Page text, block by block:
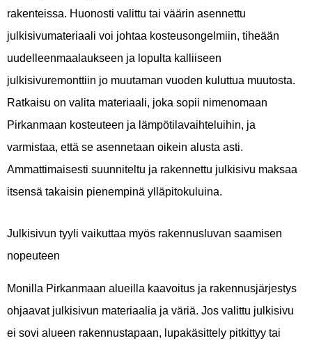
rakenteissa. Huonosti valittu tai väärin asennettu
julkisivumateriaali voi johtaa kosteusongelmiin, tiheään
uudelleenmaalaukseen ja lopulta kalliiseen
julkisivuremonttiin jo muutaman vuoden kuluttua muutosta.
Ratkaisu on valita materiaali, joka sopii nimenomaan
Pirkanmaan kosteuteen ja lämpötilavaihteluihin, ja
varmistaa, että se asennetaan oikein alusta asti.
Ammattimaisesti suunniteltu ja rakennettu julkisivu maksaa
itsensä takaisin pienempinä ylläpitokuluina.
Julkisivun tyyli vaikuttaa myös rakennusluvan saamisen
nopeuteen
Monilla Pirkanmaan alueilla kaavoitus ja rakennusjärjestys
ohjaavat julkisivun materiaalia ja väriä. Jos valittu julkisivu
ei sovi alueen rakennustapaan, lupakäsittely pitkittyy tai